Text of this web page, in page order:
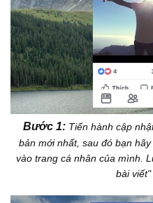
Bước 1: Tiến hành cập
bản mới nhất, sau đó bạn
vào trang cá nhân của mình.
bài viết"